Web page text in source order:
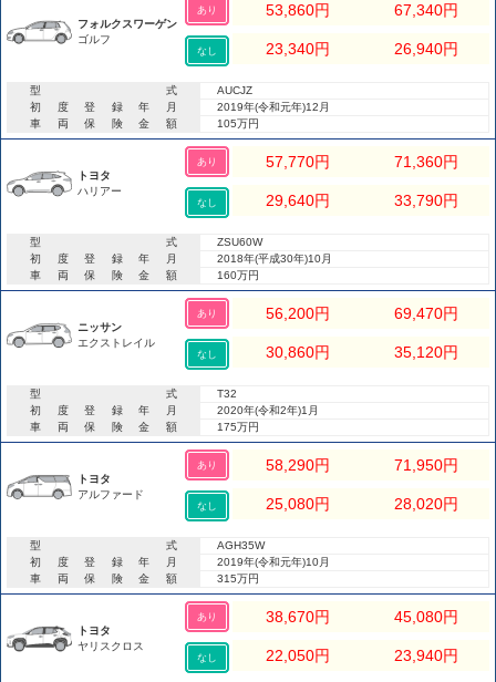
フォルクスワーゲン
ゴルフ
あり 53,860円 67,340円
なし 23,340円 26,940円
型式
AUCJZ
初度登録年月
2019年(令和元年)12月
車両保険金額
105万円
トヨタ
ハリアー
あり 57,770円 71,360円
なし 29,640円 33,790円
型式
ZSU60W
初度登録年月
2018年(平成30年)10月
車両保険金額
160万円
ニッサン
エクストレイル
あり 56,200円 69,470円
なし 30,860円 35,120円
型式
T32
初度登録年月
2020年(令和2年)1月
車両保険金額
175万円
トヨタ
アルファード
あり 58,290円 71,950円
なし 25,080円 28,020円
型式
AGH35W
初度登録年月
2019年(令和元年)10月
車両保険金額
315万円
トヨタ
ヤリスクロス
あり 38,670円 45,080円
なし 22,050円 23,940円